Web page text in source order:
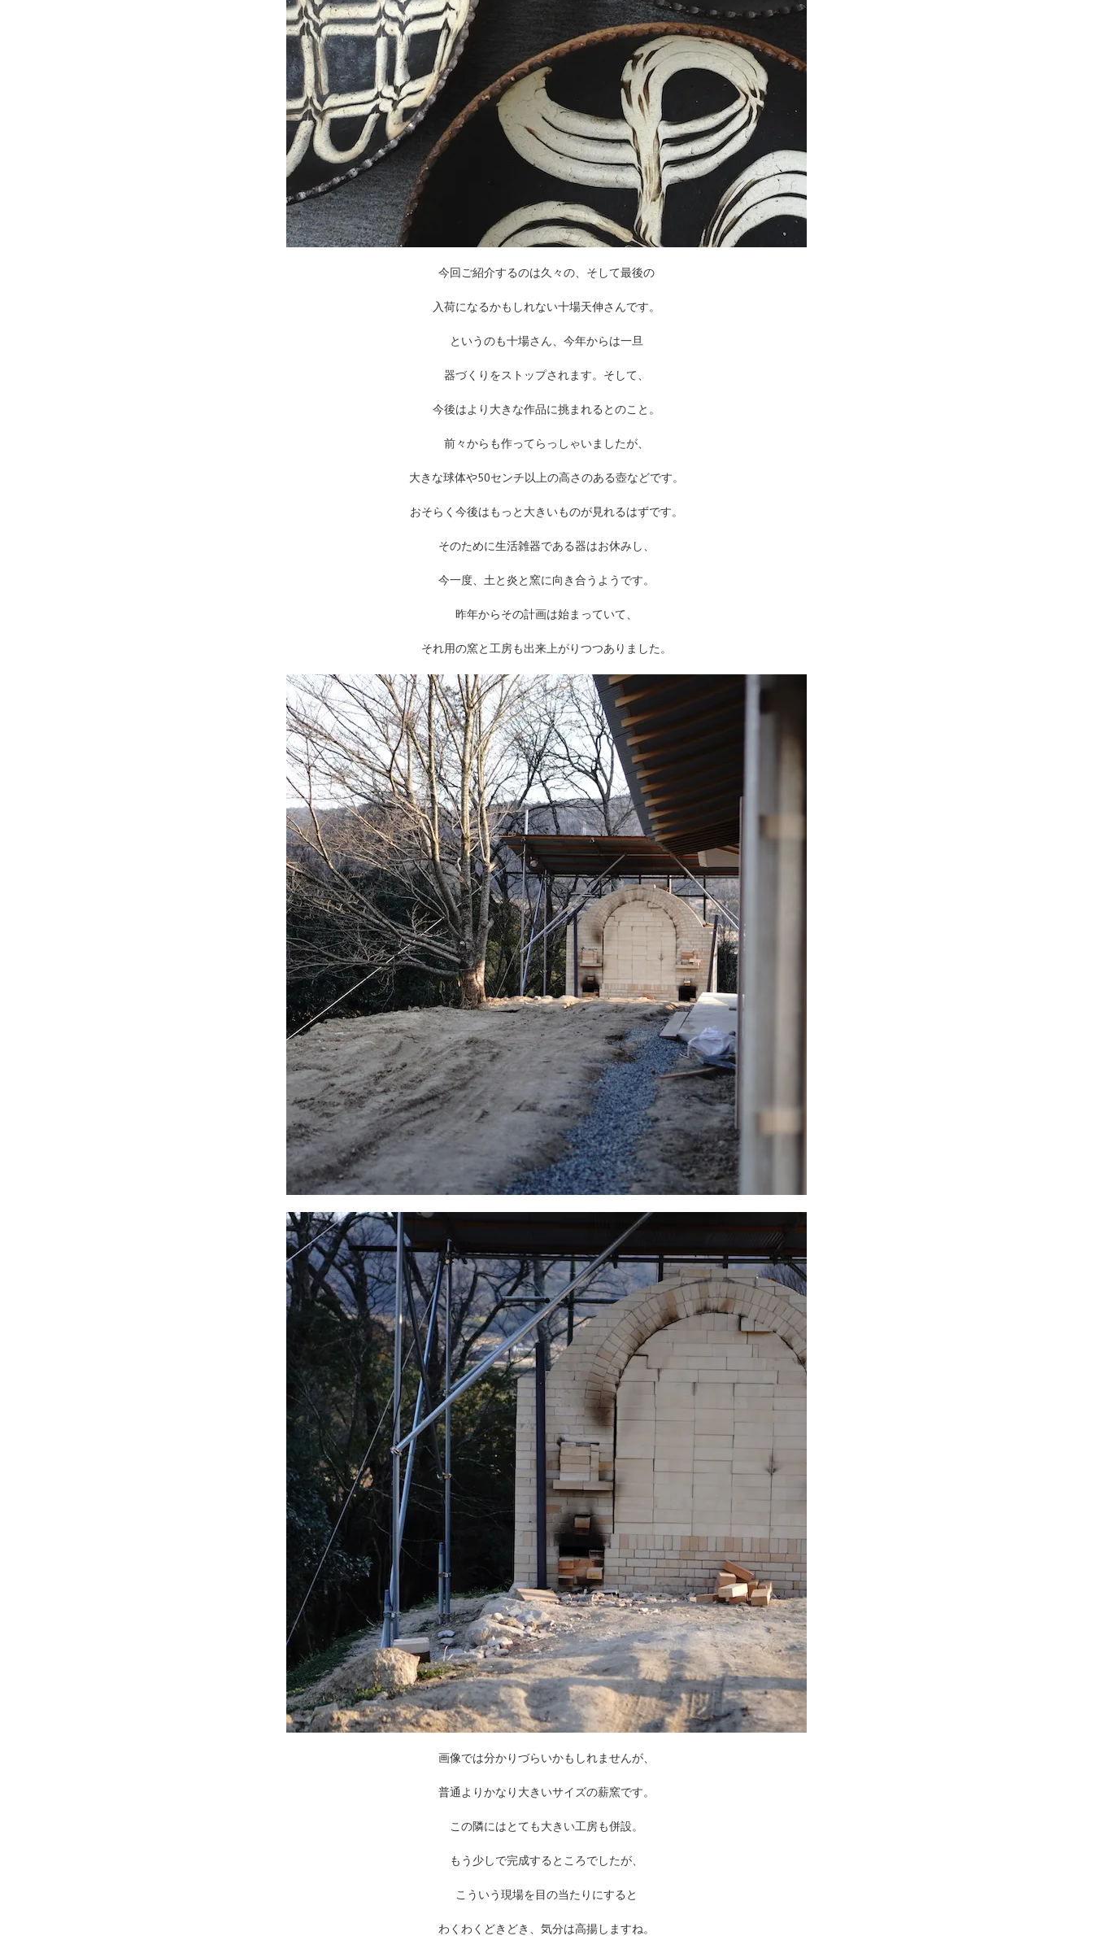
今回ご紹介するのは久々の、そして最後の
入荷になるかもしれない十場天伸さんです。
というのも十場さん、今年からは一旦
器づくりをストップされます。そして、
今後はより大きな作品に挑まれるとのこと。
前々からも作ってらっしゃいましたが、
大きな球体や50センチ以上の高さのある壺などです。
おそらく今後はもっと大きいものが見れるはずです。
そのために生活雑器である器はお休みし、
今一度、土と炎と窯に向き合うようです。
昨年からその計画は始まっていて、
それ用の窯と工房も出来上がりつつありました。
画像では分かりづらいかもしれませんが、
普通よりかなり大きいサイズの薪窯です。
この隣にはとても大きい工房も併設。
もう少しで完成するところでしたが、
こういう現場を目の当たりにすると
わくわくどきどき、気分は高揚しますね。